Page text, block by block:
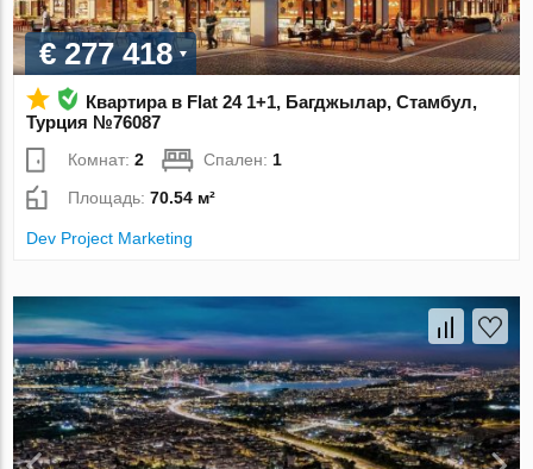
€ 277 418
Квартира в Flat 24 1+1, Багджылар, Стамбул,
Турция №76087
Комнат:2 Спален: 1
Площадь:70.54 м²
Dev Project Marketing